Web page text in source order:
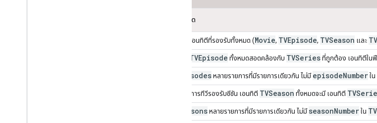
เนื้อหาฟีด
ประเภทเอนทิตีที่รองรับทั้งหมด (Movie, TVEpisode, TVSeason และ
TVEpisode ทั้งหมดสอดคล้องกับ TVSeriesที่ถูกต้อง เอนทิตีใน
TVEpisodesหลายรายการที่มีรายการเดียวกัน ไม่มี episodeNumberใน
หากรายการทีวีรองรับซีซัน เอนทิตี TVSeason ทั้งหมดจะมี เอนทิตี
TVSeasonsหลายรายการที่มีรายการเดียวกัน ไม่มี seasonNumberใน